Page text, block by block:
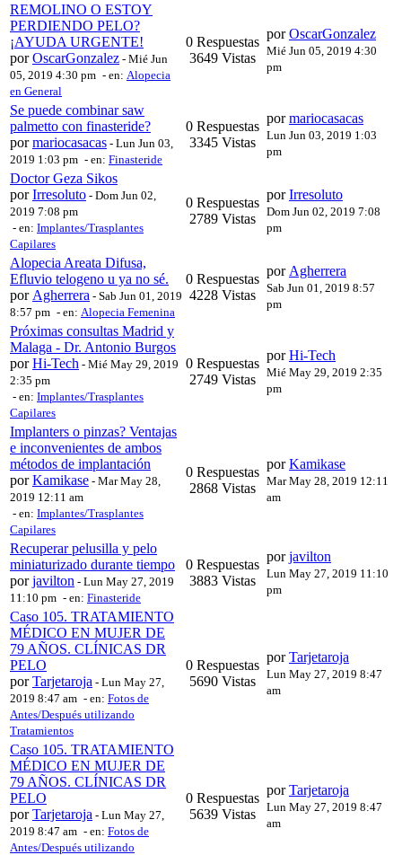
REMOLINO O ESTOY
PERDIENDO PELO?
¡AYUDA URGENTE!
porOscarGonzalez - Mié Jun
05, 2019 4:30 pm - en: Alopecia
en General
0 Respuestas
3649 Vistas
porOscarGonzalez
Mié Jun 05, 2019 4:30
pm
Se puede combinar saw
palmetto con finasteride?
pormariocasacas - Lun Jun 03,
2019 1:03 pm - en: Finasteride
0 Respuestas
3345 Vistas
pormariocasacas
Lun Jun 03, 2019 1:03
pm
Doctor Geza Sikos
porIrresoluto - Dom Jun 02,
2019 7:08 pm
- en: Implantes/Trasplantes
Capilares
0 Respuestas
2789 Vistas
porIrresoluto
Dom Jun 02, 2019 7:08
pm
Alopecia Areata Difusa,
Efluvio telogeno u ya no sé.
por Agherrera - Sab Jun 01, 2019
8:57 pm - en: Alopecia Femenina
0 Respuestas
4228 Vistas
por Agherrera
Sab Jun 01, 2019 8:57
pm
Próximas consultas Madrid y
Malaga - Dr. Antonio Burgos
porHi-Tech - Mié May 29, 2019
2:35 pm
- en: Implantes/Trasplantes
Capilares
0 Respuestas
2749 Vistas
porHi-Tech
Mié May 29, 2019 2:35
pm
Implanters o pinzas? Ventajas
e inconvenientes de ambos
métodos de implantación
porKamikase - Mar May 28,
2019 12:11 am
- en: Implantes/Trasplantes
Capilares
0 Respuestas
2868 Vistas
porKamikase
Mar May 28, 2019 12:11
am
Recuperar pelusilla y pelo
miniaturizado durante tiempo
porjavilton - Lun May 27, 2019
11:10 pm - en: Finasteride
0 Respuestas
3883 Vistas
porjavilton
Lun May 27, 2019 11:10
pm
Caso 105. TRATAMIENTO
MÉDICO EN MUJER DE
79 AÑOS. CLÍNICAS DR
PELO
porTarjetaroja - Lun May 27,
2019 8:47 am - en: Fotos de
Antes/Después utilizando
Tratamientos
0 Respuestas
5690 Vistas
porTarjetaroja
Lun May 27, 2019 8:47
am
Caso 105. TRATAMIENTO
MÉDICO EN MUJER DE
79 AÑOS. CLÍNICAS DR
PELO
porTarjetaroja - Lun May 27,
2019 8:47 am - en: Fotos de
Antes/Después utilizando
0 Respuestas
5639 Vistas
porTarjetaroja
Lun May 27, 2019 8:47
am